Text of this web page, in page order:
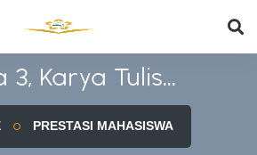
3, Karya Tulis...
PRESTASI MAHASISWA